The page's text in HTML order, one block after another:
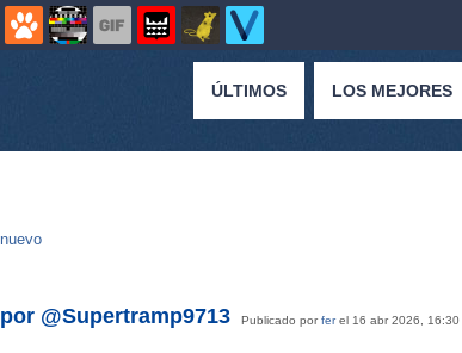
ÚLTIMOS LOS MEJORES
Publicado porferel 16 abr 2026, 16:30
@Supertramp9713